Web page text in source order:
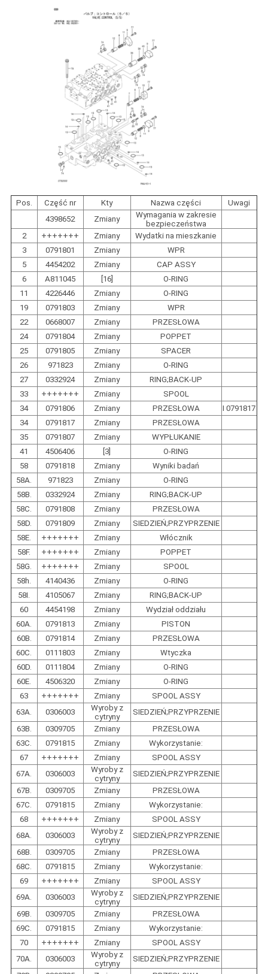
Pos. Część nr Kty Nazwa części
Uwagi
4398652
Zmiany
Wymagania w zakresie
bezpieczeństwa
2
+++++++ Zmiany
Wydatki na mieszkanie
3
0791801 Zmiany
WPR
5
4454202 Zmiany
CAP ASSY
6
A811045 [16]
O-RING
11
4226446 Zmiany
O-RING
19
0791803 Zmiany
WPR
22
0668007 Zmiany
PRZESŁOWA
24
0791804 Zmiany
POPPET
25
0791805 Zmiany
SPACER
26
971823 Zmiany
O-RING
27
0332924 Zmiany
RING;BACK-UP
33
+++++++ Zmiany
SPOOL
34
0791806 Zmiany PRZESŁOWA
I 0791817
34
0791817 Zmiany
PRZESŁOWA
35
0791807 Zmiany
WYPŁUKANIE
41
4506406 [3]
O-RING
58
0791818 Zmiany
Wyniki badań
58A.
971823 Zmiany
O-RING
58B.
0332924 Zmiany
RING;BACK-UP
58C.
0791808 Zmiany
PRZESŁOWA
58D.
0791809 Zmiany
SIEDZIEŃ;PRZYPRZENIE
58E.
+++++++ Zmiany
Włócznik
58F.
+++++++ Zmiany
POPPET
58G.
+++++++ Zmiany
SPOOL
58h.
4140436 Zmiany
O-RING
58I.
4105067 Zmiany
RING;BACK-UP
60
4454198 Zmiany
Wydział oddziału
60A.
0791813 Zmiany
PISTON
60B.
0791814 Zmiany
PRZESŁOWA
60C.
0111803 Zmiany
Wtyczka
60D.
0111804 Zmiany
O-RING
60E.
4506320 Zmiany
O-RING
63
+++++++ Zmiany
SPOOL ASSY
63A.
0306003
Wyroby z
cytryny
SIEDZIEŃ;PRZYPRZENIE
63B.
0309705 Zmiany
PRZESŁOWA
63C.
0791815 Zmiany
Wykorzystanie:
67
+++++++ Zmiany
SPOOL ASSY
67A.
0306003
Wyroby z
cytryny
SIEDZIEŃ;PRZYPRZENIE
67B.
0309705 Zmiany
PRZESŁOWA
67C.
0791815 Zmiany
Wykorzystanie:
68
+++++++ Zmiany
SPOOL ASSY
68A.
0306003
Wyroby z
cytryny
SIEDZIEŃ;PRZYPRZENIE
68B.
0309705 Zmiany
PRZESŁOWA
68C.
0791815 Zmiany
Wykorzystanie:
69
+++++++ Zmiany
SPOOL ASSY
69A.
0306003
Wyroby z
cytryny
SIEDZIEŃ;PRZYPRZENIE
69B.
0309705 Zmiany
PRZESŁOWA
69C.
0791815 Zmiany
Wykorzystanie:
70
+++++++ Zmiany
SPOOL ASSY
70A.
0306003
Wyroby z
cytryny
SIEDZIEŃ;PRZYPRZENIE